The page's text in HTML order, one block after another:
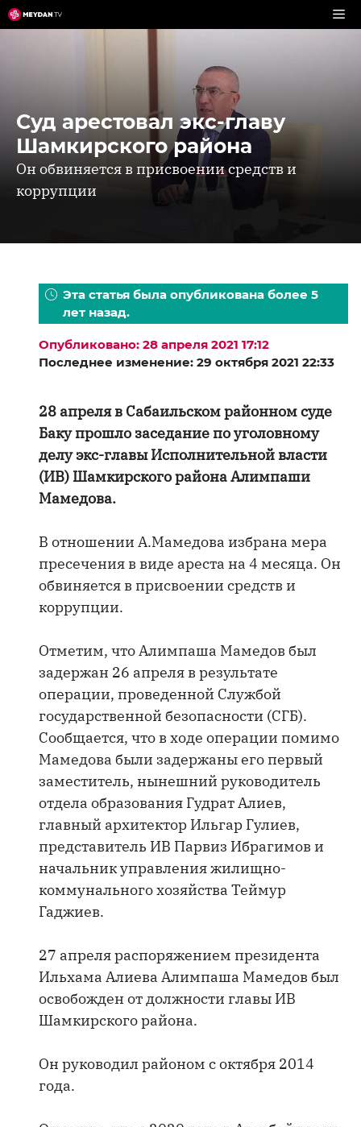
Перейти
к
Суд арестовал экс-главу
Шамкирского района
Он обвиняется в присвоении средств и
коррупции
Эта статья была опубликована более 5
лет назад.
Опубликовано: 28 апреля 2021 17:12
Последнее изменение: 29 октября 2021 22:33
28 апреля в Сабаильском районном суде
Баку прошло заседание по уголовному
делу экс-главы Исполнительной власти
(ИВ) Шамкирского района Алимпаши
Мамедова.
В отношении А.Мамедова избрана мера
пресечения в виде ареста на 4 месяца. Он
обвиняется в присвоении средств и
коррупции.
Отметим, что Алимпаша Мамедов был
задержан 26 апреля в результате
операции, проведенной Службой
государственной безопасности (СГБ).
Сообщается, что в ходе операции помимо
Мамедова были задержаны его первый
заместитель, нынешний руководитель
отдела образования Гудрат Алиев,
главный архитектор Ильгар Гулиев,
представитель ИВ Парвиз Ибрагимов и
начальник управления жилищно-
коммунального хозяйства Теймур
Гаджиев.
27 апреля распоряжением президента
Ильхама Алиева Алимпаша Мамедов был
освобожден от должности главы ИВ
Шамкирского района.
Он руководил районом с октября 2014
года.